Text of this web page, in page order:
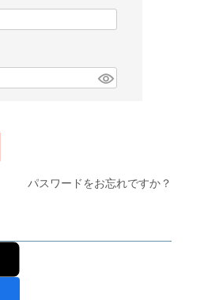
パスワードをお忘れですか？